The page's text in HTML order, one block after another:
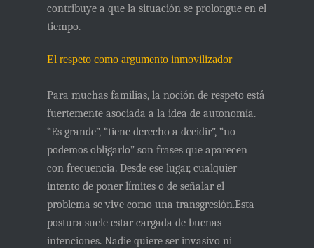
contribuye a que la situación se prolongue en el
tiempo.
El respeto como argumento inmovilizador
Para muchas familias, la noción de respeto está
fuertemente asociada a la idea de autonomía.
“Es grande”, “tiene derecho a decidir”, “no
podemos obligarlo” son frases que aparecen
con frecuencia. Desde ese lugar, cualquier
intento de poner límites o de señalar el
problema se vive como una transgresión.Esta
postura suele estar cargada de buenas
intenciones. Nadie quiere ser invasivo ni